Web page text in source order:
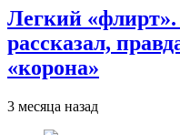
Легкий
рассказал,
«корона»
3 месяца назад